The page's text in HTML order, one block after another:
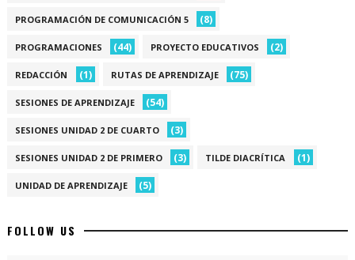
PROGRAMACIÓN DE COMUNICACIÓN 5 (8)
PROGRAMACIONES (44) PROYECTO EDUCATIVOS (2)
REDACCIÓN (1) RUTAS DE APRENDIZAJE (75)
SESIONES DE APRENDIZAJE (54)
SESIONES UNIDAD 2 DE CUARTO (3)
SESIONES UNIDAD 2 DE PRIMERO (3) TILDE DIACRÍTICA (1)
UNIDAD DE APRENDIZAJE (5)
FOLLOW US